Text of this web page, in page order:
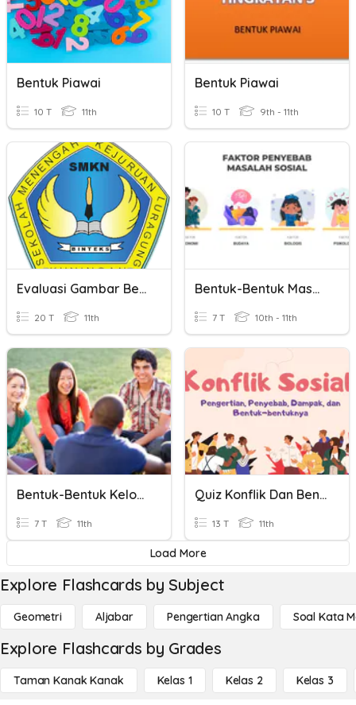
Bentuk Piawai
10 T 11th
Bentuk Piawai
10 T 9th - 11th
Evaluasi Gambar Bentuk Dan Perspektif
20 T 11th
Bentuk-Bentuk Masalah Sosial
7 T 10th - 11th
Bentuk-Bentuk Kelompok Sosial
7 T 11th
Quiz Konflik Dan Bentuk-Bentuk Konflik
13 T 11th
Load More
Explore Flashcards by Subject
Geometri Aljabar Pengertian Angka Soal Kata
Explore Flashcards by Grades
Taman Kanak Kanak Kelas 1 Kelas 2 Kelas 3